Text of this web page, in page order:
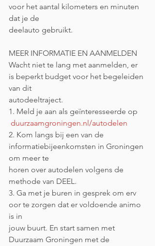
voor het aantal kilometers en minuten
dat je de
deelauto gebruikt.
MEER INFORMATIE EN AANMELDEN
Wacht niet te lang met aanmelden, er
is beperkt budget voor het begeleiden
van dit
autodeeltraject.
1. Meld je aan als geïnteresseerde op
duurzaamgroningen.nl/autodelen
2. Kom langs bij een van de
informatiebijeenkomsten in Groningen
om meer te
horen over autodelen volgens de
methode van DEEL.
3. Ga met je buren in gesprek om erv
oor te zorgen dat er voldoende animo
is in
jouw buurt. En start samen met
Duurzaam Groningen met de